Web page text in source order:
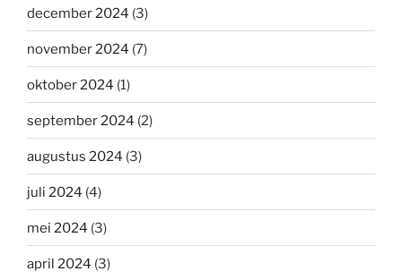
december 2024 (3)
november 2024 (7)
oktober 2024 (1)
september 2024 (2)
augustus 2024 (3)
juli 2024 (4)
mei 2024 (3)
april 2024 (3)